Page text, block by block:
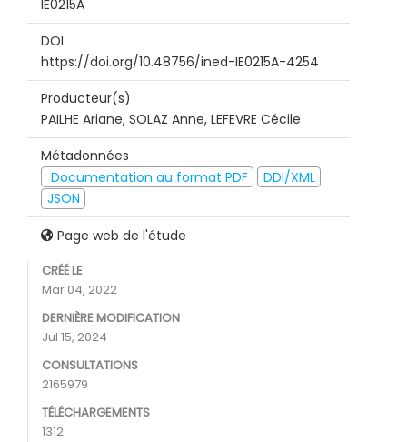
IE0215A
DOI
https://doi.org/10.48756/ined-IE0215A-4254
Producteur(s)
PAILHE Ariane, SOLAZ Anne, LEFEVRE Cécile
Métadonnées
Documentation au format PDF
DDI/XML
JSON
Page web de l'étude
CRÉÉ LE
Mar 04, 2022
DERNIÈRE MODIFICATION
Jul 15, 2024
CONSULTATIONS
2165979
TÉLÉCHARGEMENTS
1312